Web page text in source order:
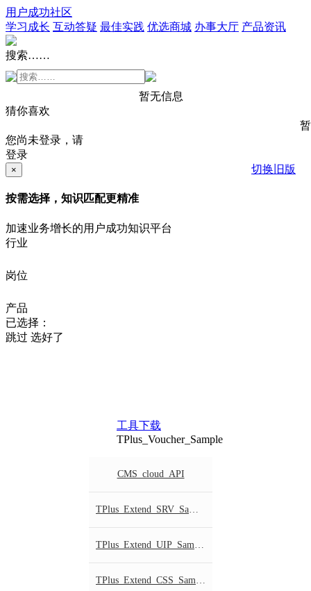
用户成功社区
学习成长 互动答疑 最佳实践 优选商城 办事大厅 产品资讯
搜索……
暂无信息
猜你喜欢
您尚未登录，请
登录
切换旧版
×
按需选择，知识匹配更精准
加速业务增长的用户成功知识平台
行业
岗位
产品
已选择：
跳过 选好了
工具下载
TPlus_Voucher_Sample
CMS_cloud_API